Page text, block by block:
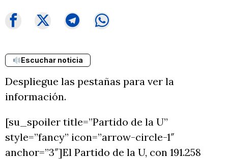
Escuchar noticia
Despliegue las pestañas para ver la
información.
[su_spoiler title=”Partido de la U”
style=”fancy” icon=”arrow-circle-1″
anchor=”3″]El Partido de la U, con 191.258